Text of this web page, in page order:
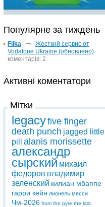
Популярне за тиждень
Filka
Жесткий сервис от
Vodafone Ukraine (обновлено)
коментарів: 2
Активні коментатори
Мітки
legacyfive finger
death punch jagged little
pill
alanis morissette
александр
сырский михаил
федоров владимир
зеленский килиан мбаппе
гарри кейн лионель месси
Чм-2026 from the pyre the last